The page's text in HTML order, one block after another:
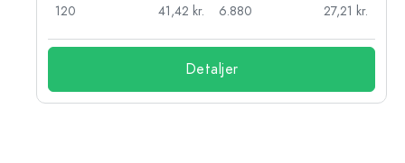
120
41,42 kr.
6.880
27,21 kr.
Detaljer